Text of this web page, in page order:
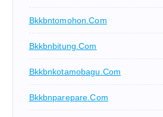
Bkkbntomohon.com
Bkkbnbitung.com
Bkkbnkotamobagu.com
Bkkbnparepare.com